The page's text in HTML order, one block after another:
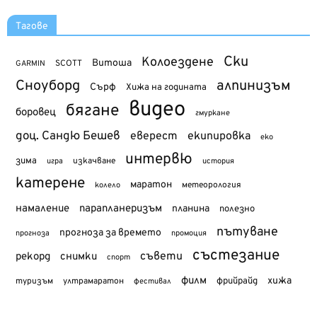
Тагове
GARMIN SCOTT Витоша Колоездене Ски
Сноуборд Сърф Хижа на годината алпинизъм
боровец бягане видео гмуркане
доц. Сандю Бешев еверест екипировка еко
зима игра изкачване интервю история
катерене колело маратон метеорология
намаление парапланеризъм планина полезно
прогноза прогноза за времето промоция пътуване
рекорд снимки спорт съвети състезание
туризъм ултрамаратон фестивал филм фрийрайд хижа